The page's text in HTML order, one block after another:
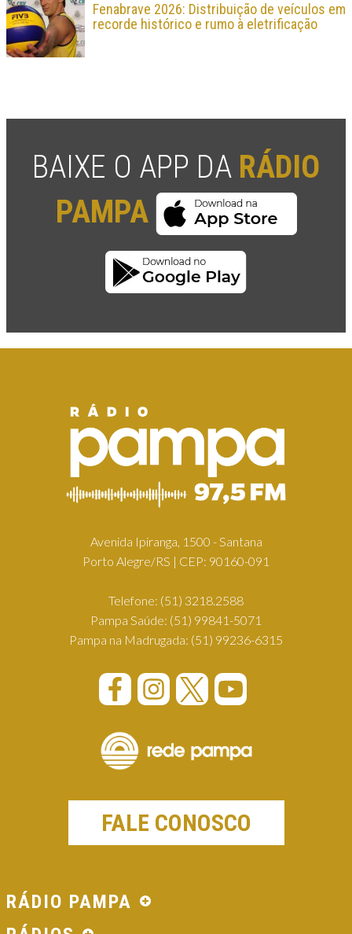
Fenabrave 2026: Distribuição de veículos em
recorde histórico e rumo à eletrificação
BAIXE O APP DA RÁDIO
PAMPA
Avenida Ipiranga, 1500 - Santana
Porto Alegre/RS | CEP: 90160-091
Telefone: (51) 3218.2588
Pampa Saúde: (51) 99841-5071
Pampa na Madrugada: (51) 99236-6315
FALE CONOSCO
RÁDIO PAMPA